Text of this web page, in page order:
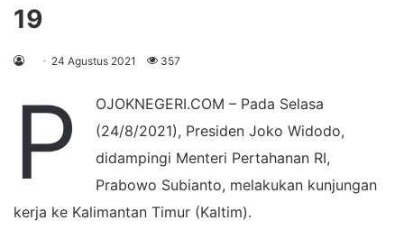
19
24 Agustus 2021 357
P
OJOKNEGERI.COM – Pada Selasa
(24/8/2021), Presiden Joko Widodo,
didampingi Menteri Pertahanan RI,
Prabowo Subianto, melakukan kunjungan
kerja ke Kalimantan Timur (Kaltim).